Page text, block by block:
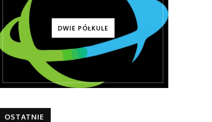
DWIE PÓŁKULE
OSTATNIE